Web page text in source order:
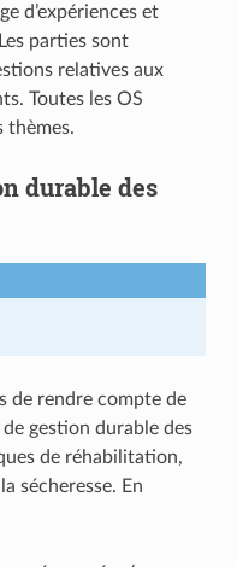
d’expériences et
parties sont
relatives aux
Toutes les OS
thèmes.
durable des
de rendre compte de
gestion durable des
de réhabilitation,
sécheresse. En